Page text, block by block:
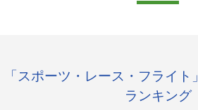
「スポーツ・レース・フライ
ランキング